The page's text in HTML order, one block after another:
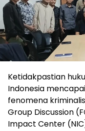
Ketidakpastian
Indonesia
fenomena
Group Discussion
Impact Center